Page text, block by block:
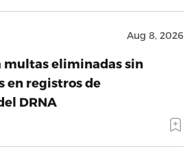
Aug 8, 2026
multas eliminadas sin
en registros de
DRNA